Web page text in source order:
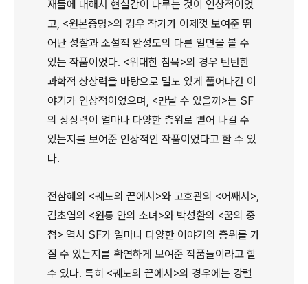
재들에 대해서 현실감이 다루는 것이 인상적이었
고, <원본증명>의 경우 작가가 이제껏 보여준 뛰
어난 성찰과 소설적 완성도의 다른 일면을 볼 수
있는 작품이었다. <위대한 침묵>의 경우 탄탄한
과학적 상상력을 바탕으로 밀도 있게 풀어나간 이
야기가 인상적이었으며, <만날 수 있을까>는 SF
의 상상력이 얼마나 다양한 층위로 뻗어 나갈 수
있는지를 보여준 인상적인 작품이었다고 할 수 있
다.
전삼혜의 <궤도의 끝에서>와 고호관의 <어째서>,
김초엽의 <원통 안의 소녀>와 박성환의 <꿈의 중
첩> 역시 SF가 얼마나 다양한 이야기의 층위를 가
질 수 있는지를 확연하게 보여준 작품들이라고 할
수 있다. 특히 <궤도의 끝에서>의 경우에는 강렬